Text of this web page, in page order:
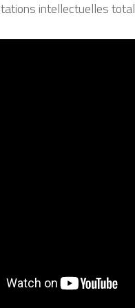
intellectuelles